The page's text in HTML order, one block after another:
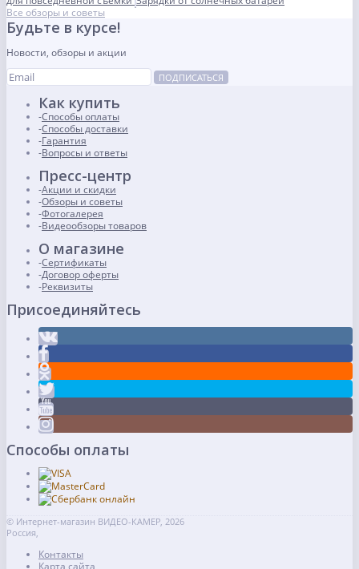
Все обзоры и советы
Будьте в курсе!
Новости, обзоры и акции
ПОДПИСАТЬСЯ
Как купить
Способы оплаты
Способы доставки
Гарантия
Вопросы и ответы
Пресс-центр
Акции и скидки
Обзоры и советы
Фотогалерея
Видеообзоры товаров
О магазине
Сертификаты
Договор оферты
Реквизиты
Присоединяйтесь
Способы оплаты
© Интернет-магазин ВИДЕО-КАМЕР, 2026
Россия,
Контакты